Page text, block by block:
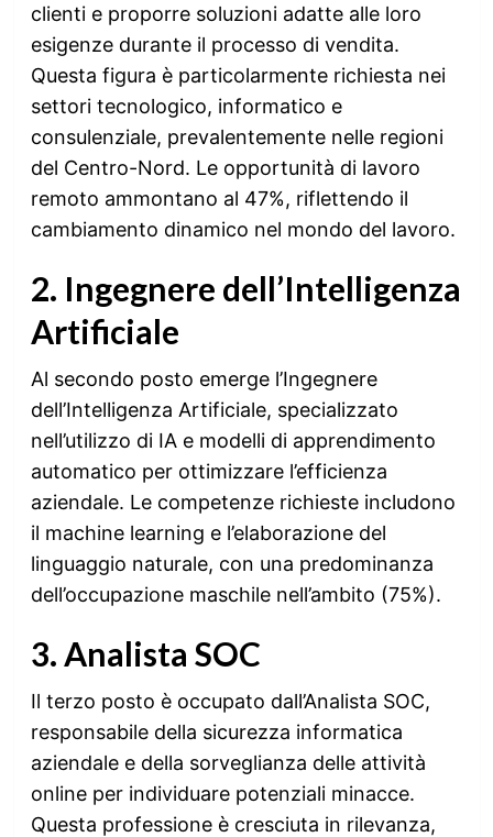
clienti e proporre soluzioni adatte alle loro
esigenze durante il processo di vendita.
Questa figura è particolarmente richiesta nei
settori tecnologico, informatico e
consulenziale, prevalentemente nelle regioni
del Centro-Nord. Le opportunità di lavoro
remoto ammontano al 47%, riflettendo il
cambiamento dinamico nel mondo del lavoro.
2. Ingegnere dell’Intelligenza
Artificiale
Al secondo posto emerge l’Ingegnere
dell’Intelligenza Artificiale, specializzato
nell’utilizzo di IA e modelli di apprendimento
automatico per ottimizzare l’efficienza
aziendale. Le competenze richieste includono
il machine learning e l’elaborazione del
linguaggio naturale, con una predominanza
dell’occupazione maschile nell’ambito (75%).
3. Analista SOC
Il terzo posto è occupato dall’Analista SOC,
responsabile della sicurezza informatica
aziendale e della sorveglianza delle attività
online per individuare potenziali minacce.
Questa professione è cresciuta in rilevanza,